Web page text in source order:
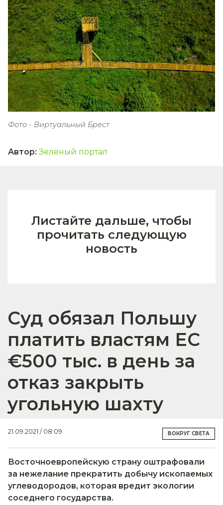
Фото - Виртуальный Брест
Автор: Зелёный портал
Листайте дальше, чтобы
прочитать следующую
новость
Суд обязал Польшу
платить властям ЕС
€500 тыс. в день за
отказ закрыть
угольную шахту
21.09.2021 / 08:09 ВОКРУГ СВЕТА
Восточноевропейскую страну оштрафовали
за нежелание прекратить добычу ископаемых
углеводородов, которая вредит экологии
соседнего государства.